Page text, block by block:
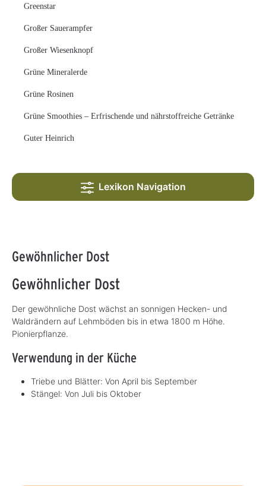
Greenstar
Großer Sauerampfer
Großer Wiesenknopf
Grüne Mineralerde
Grüne Rosinen
Grüne Smoothies – Erfrischende und nährstoffreiche Getränke
Guter Heinrich
Lexikon Navigation
Gewöhnlicher Dost
Gewöhnlicher Dost
Der gewöhnliche Dost wächst an sonnigen Hecken- und
Waldrändern auf Lehmböden bis in etwa 1800 m Höhe.
Pionierpflanze.
Verwendung in der Küche
Triebe und Blätter: Von April bis September
Stängel: Von Juli bis Oktober